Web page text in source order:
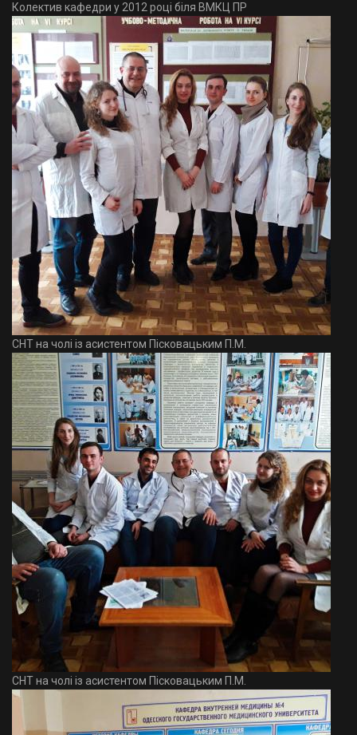
Колектив кафедри у 2012 році біля ВМКЦ ПР
СНТ на чолі із асистентом Пісковацьким П.М.
СНТ на чолі із асистентом Пісковацьким П.М.